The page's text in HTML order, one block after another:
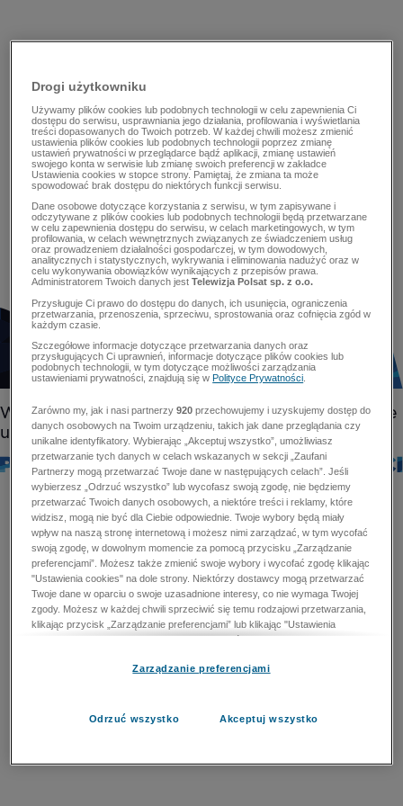
Drogi użytkowniku
Używamy plików cookies lub podobnych technologii w celu zapewnienia Ci
dostępu do serwisu, usprawniania jego działania, profilowania i wyświetlania
treści dopasowanych do Twoich potrzeb. W każdej chwili możesz zmienić
ustawienia plików cookies lub podobnych technologii poprzez zmianę
ustawień prywatności w przeglądarce bądź aplikacji, zmianę ustawień
swojego konta w serwisie lub zmianę swoich preferencji w zakładce
Ustawienia cookies w stopce strony. Pamiętaj, że zmiana ta może
spowodować brak dostępu do niektórych funkcji serwisu.
Dane osobowe dotyczące korzystania z serwisu, w tym zapisywane i
odczytywane z plików cookies lub podobnych technologii będą przetwarzane
w celu zapewnienia dostępu do serwisu, w celach marketingowych, w tym
profilowania, w celach wewnętrznych związanych ze świadczeniem usług
oraz prowadzeniem działalności gospodarczej, w tym dowodowych,
analitycznych i statystycznych, wykrywania i eliminowania nadużyć oraz w
celu wykonywania obowiązków wynikających z przepisów prawa.
Administratorem Twoich danych jestTelewizja Polsat sp. z o.o.
Przysługuje Ci prawo do dostępu do danych, ich usunięcia, ograniczenia
przetwarzania, przenoszenia, sprzeciwu, sprostowania oraz cofnięcia zgód w
każdym czasie.
Szczegółowe informacje dotyczące przetwarzania danych oraz
przysługujących Ci uprawnień, informacje dotyczące plików cookies lub
podobnych technologii, w tym dotyczące możliwości zarządzania
ustawieniami prywatności, znajdują się wPolityce Prywatności
Zarówno my, jak i nasi partnerzy920 przechowujemy i uzyskujemy dostęp do
danych osobowych na Twoim urządzeniu, takich jak dane przeglądania czy
unikalne identyfikatory. Wybierając „Akceptuj wszystko”, umożliwiasz
przetwarzanie tych danych w celach wskazanych w sekcji „Zaufani
Partnerzy mogą przetwarzać Twoje dane w następujących celach”. Jeśli
wybierzesz „Odrzuć wszystko” lub wycofasz swoją zgodę, nie będziemy
przetwarzać Twoich danych osobowych, a niektóre treści i reklamy, które
widzisz, mogą nie być dla Ciebie odpowiednie. Twoje wybory będą miały
wpływ na naszą stronę internetową i możesz nimi zarządzać, w tym wycofać
swoją zgodę, w dowolnym momencie za pomocą przycisku „Zarządzanie
preferencjami”. Możesz także zmienić swoje wybory i wycofać zgodę klikając
"Ustawienia cookies" na dole strony. Niektórzy dostawcy mogą przetwarzać
Twoje dane w oparciu o swoje uzasadnione interesy, co nie wymaga Twojej
zgody. Możesz w każdej chwili sprzeciwić się temu rodzajowi przetwarzania,
klikając przycisk „Zarządzanie preferencjami” lub klikając "Ustawienia
cookies" na dole strony. Nie możesz sprzeciwić się przetwarzaniu przez
zapobiegania oszustwom i naprawiania błędów, a w tym celu mogą zostać
przetwarzaniu danych osobowych w celu dostarczania i prezentacji reklam i
Zarządzanie preferencjami
Odrzuć wszystko Akceptuj wszystko